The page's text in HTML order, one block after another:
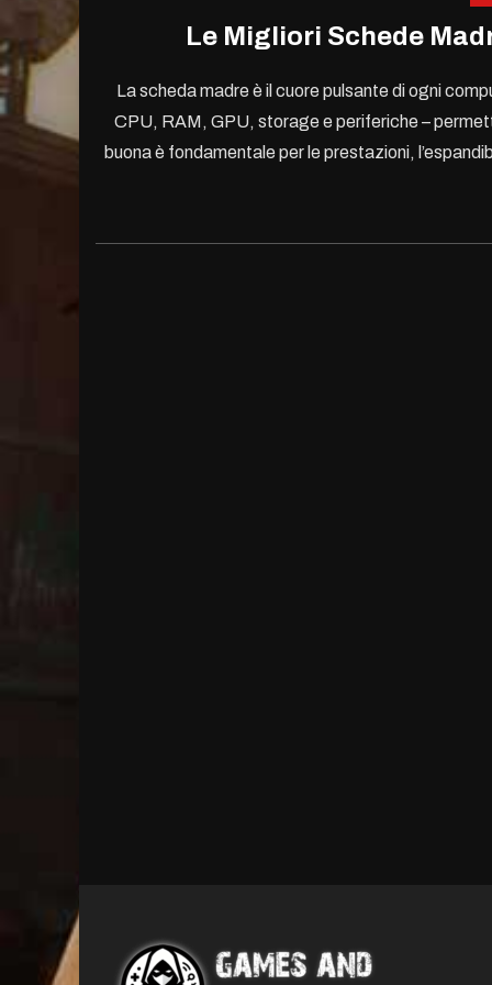
Le Migliori Schede
La scheda madre è il cuore pulsante di ogni
CPU, RAM, GPU, storage e periferiche –
buona è fondamentale per le prestazioni,